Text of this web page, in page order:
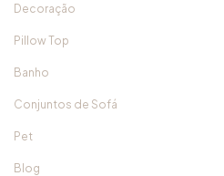
Decoração
Pillow Top
Banho
Conjuntos de Sofá
Pet
Blog